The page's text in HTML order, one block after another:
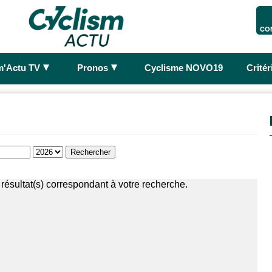
TV ► Pronos ► Cyclisme NOVO19
correspondant à votre recherche.